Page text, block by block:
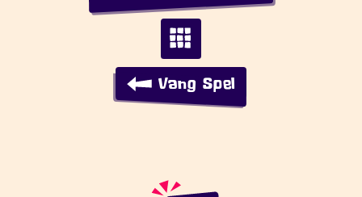
Vang Spel